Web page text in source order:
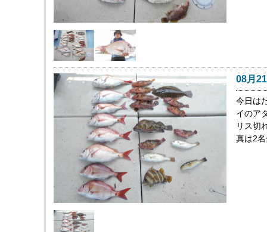
08月
今日は
イのア
リス切
真は2